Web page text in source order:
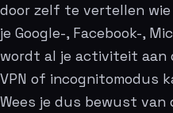
door zelf te vertellen
je Google-, Facebook-,
wordt al je activiteit aan
VPN of incognitomodus
Wees je dus bewust van